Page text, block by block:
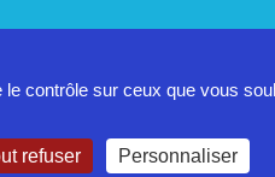
contrôle sur ceux que vous
refuser Personnaliser